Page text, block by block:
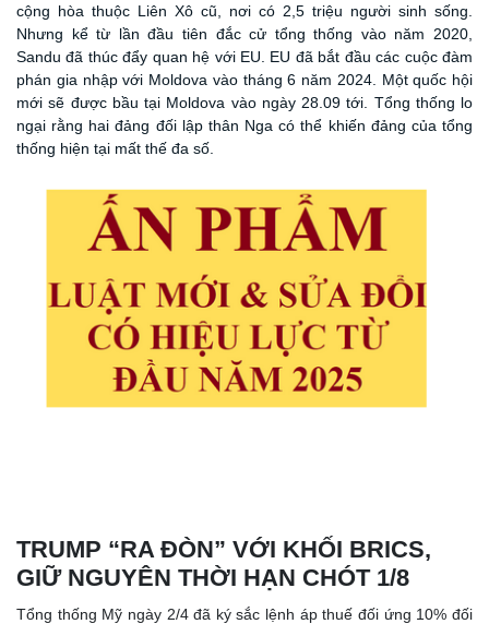
cộng hòa thuộc Liên Xô cũ, nơi có 2,5 triệu người sinh sống.
Nhưng kể từ lần đầu tiên đắc cử tổng thống vào năm 2020,
Sandu đã thúc đẩy quan hệ với EU. EU đã bắt đầu các cuộc đàm
phán gia nhập với Moldova vào tháng 6 năm 2024. Một quốc hội
mới sẽ được bầu tại Moldova vào ngày 28 .09 tới . Tổng thống lo
ngại rằng hai đảng đối lập thân Nga có thể khiến đảng của tổng
thống hiện tại mất thế đa số.
TRUMP “RA ĐÒN” VỚI KHỐI BRICS,
GIỮ NGUYÊN THỜI HẠN CHÓT 1/8
Tổng thống Mỹ ngày 2/4 đã ký sắc lệnh áp thuế đối ứng 10% đối